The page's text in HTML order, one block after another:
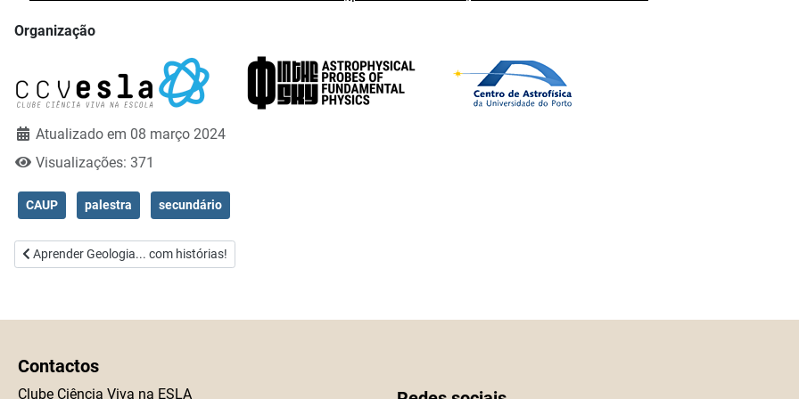
Organização
Atualizado em 08 março 2024
Visualizações: 371
CAUP palestra secundário
Artigo anterior: Aprender Geologia... com histórias!
Aprender Geologia... com histórias!
Contactos
Clube Ciência Viva na ESLA